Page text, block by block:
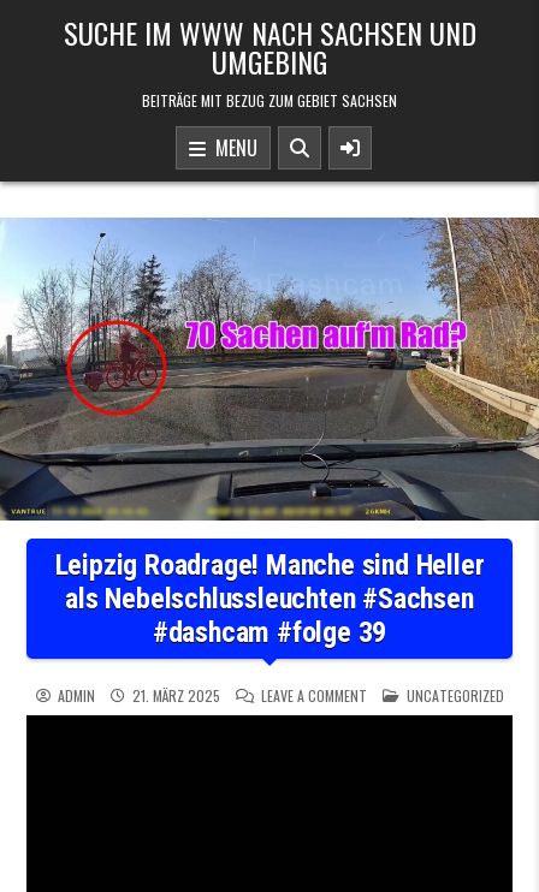
SUCHE IM WWW NACH SACHSEN UND
UMGEBING
BEITRÄGE MIT BEZUG ZUM GEBIET SACHSEN
MENU
Leipzig Roadrage! Manche sind Heller
als Nebelschlussleuchten #Sachsen
#dashcam #folge 39
ADMIN 21. MÄRZ 2025 LEAVE A COMMENTON LEIPZIG ROADRAGE!
POSTED IN
UNCATEGORIZED